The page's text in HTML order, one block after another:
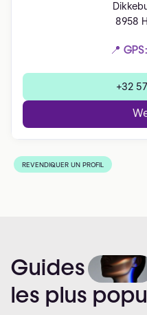
8958
📍 GPS:
+32
REVENDIQUER UN PROFIL
Guides
les plus